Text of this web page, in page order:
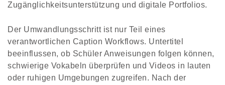
Zugänglichkeitsunterstützung und digitale Portfolios.
Der Umwandlungsschritt ist nur Teil eines
verantwortlichen Caption Workflows. Untertitel
beeinflussen, ob Schüler Anweisungen folgen können,
schwierige Vokabeln überprüfen und Videos in lauten
oder ruhigen Umgebungen zugreifen. Nach der